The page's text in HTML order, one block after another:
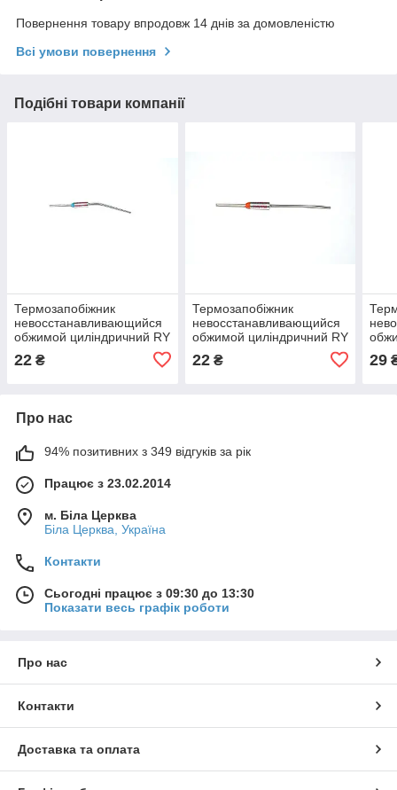
Повернення товару впродовж 14 днів за домовленістю
Всі умови повернення
Подібні товари компанії
Термозапобіжник
невосстанавливающийся
обжимой циліндричний RY
22 ₴
Термозапобіжник
невосстанавливающийся
обжимой циліндричний RY
22₴ 29
Про нас
94% позитивних з 349 відгуків за рік
Працює з 23.02.2014
м. Біла Церква
Біла Церква, Україна
Контакти
Сьогодні працює з 09:30 до 13:30
Показати весь графік роботи
Про нас
Контакти
Доставка та оплата